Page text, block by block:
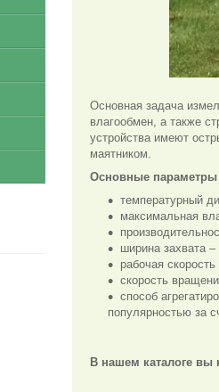
Основная задача
влагообмен, а также
устройства имеют
маятником.
Основные параметры
температурный
максимальная
ширина захвата
рабочая
скорость
способ
популярностью за
В нашем каталоге вы